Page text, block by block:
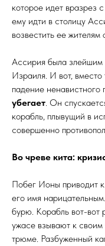
которое идет вразрез
ему идти в столицу
возвестить ее
Ассирия была злейшим
Израиля. И вот,
падение
убегает. Он
корабль, плывущий в
совершенно
Во чреве кита:
Побег Ионы приводит
его имя
бурю. Корабль вот-вот
ужасе взывают к
трюме. Разбуженный